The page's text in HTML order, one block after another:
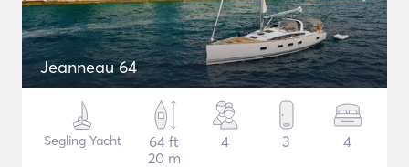
Jeanneau 64
Segling Yacht
64 ft
20 m
4 3 4